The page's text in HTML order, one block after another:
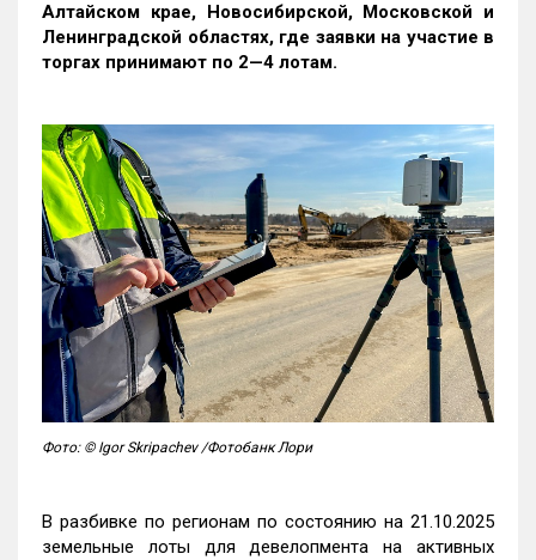
Алтайском крае, Новосибирской, Московской и
Ленинградской областях, где заявки на участие в
торгах принимают по 2—4 лотам.
Фото: © Igor Skripachev /Фотобанк Лори
В разбивке по регионам по состоянию на 21.10.2025
земельные лоты для девелопмента на активных